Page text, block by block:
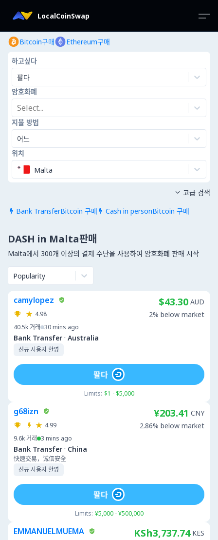
LocalCoinSwap
Bitcoin구매 Ethereum구매
하고싶다
팔다
암호화폐
Select...
지불 방법
어느
위치
Malta
 Bank TransferBitcoin 구매  Cash in personBitcoin 구매
 고급 검색
DASH in Malta판매
Malta에서 300개 이상의 결제 수단을 사용하여 암호화폐 판매 시작
Popularity
camylopez
4.98
40.5k 거래 30 mins ago
Bank Transfer · Australia
신규 사용자 환영
$43.30 AUD
2% below market
Limits: $1 - $5,000
팔다
g68izn
4.99
9.6k 거래 3 mins ago
Bank Transfer · China
快速交易，诚信安全
신규 사용자 환영
¥203.41 CNY
2.86% below market
Limits: ¥5,000 - ¥500,000
팔다
EMMANUELMUEMA KSh3,737.74 KES